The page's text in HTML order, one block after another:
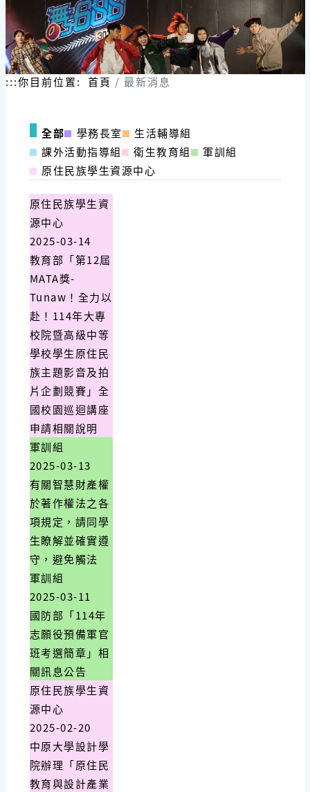
:::你目前位置: 首頁 最新消息
全部 學務長室
生活輔導組
課外活動指導組
衛生教育組
軍訓組
原住民族學生資源中心
原住民族學生資
源中心
2025-03-14
教育部「第12屆
MATA獎-
Tunaw！全力以
赴！114年大專
校院暨高級中等
學校學生原住民
族主題影音及拍
片企劃競賽」全
國校園巡迴講座
申請相關說明
軍訓組
2025-03-13
有關智慧財產權
於著作權法之各
項規定，請同學
生瞭解並確實遵
守，避免觸法
軍訓組
2025-03-11
國防部「114年
志願役預備軍官
班考選簡章」相
關訊息公告
原住民族學生資
源中心
2025-02-20
中原大學設計學
院辦理「原住民
教育與設計產業